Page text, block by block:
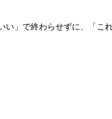
い」で終わらせずに、「こ